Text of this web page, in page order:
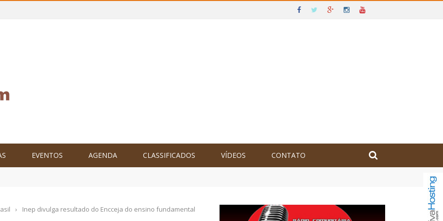
EVENTOS AGENDA CLASSIFICADOS VÍDEOS CONTATO
o Brasil no XXIV Parlamento Internacional de Escritores, na Colômbia
› Inep divulga resultado do Encceja do ensino fundamental